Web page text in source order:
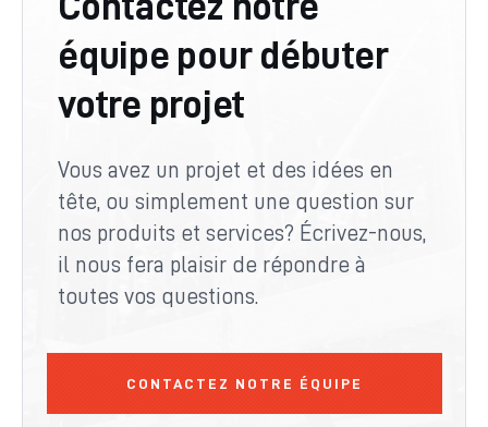
équipe pour débuter
votre projet
Vous avez un projet et des idées en
tête, ou simplement une question sur
nos produits et services? Écrivez-nous,
il nous fera plaisir de répondre à
toutes vos questions.
CONTACTEZ NOTRE ÉQUIPE